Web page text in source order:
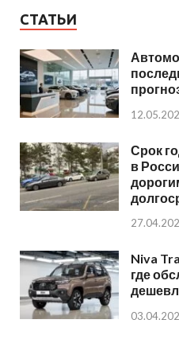
СТАТЬИ
Срок
в
Niva
где